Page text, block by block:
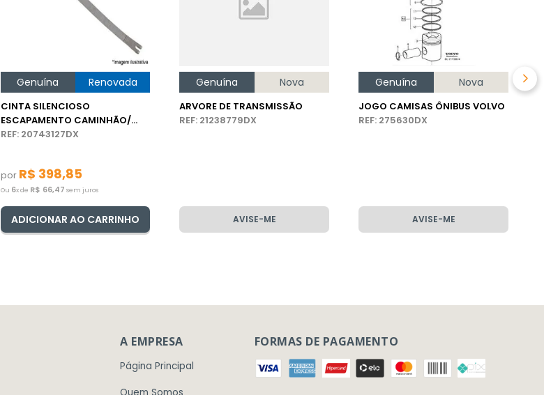
Genuína Renovada
CINTA SILENCIOSO
ESCAPAMENTO CAMINHÃO/
ÔNIBUS VOLVO
REF: 20743127DX
por R$ 398,85
Ou 6x de R$ 66,47 sem juros
ADICIONAR AO CARRINHO
Genuína Nova
ARVORE DE TRANSMISSÃO
REF: 21238779DX
AVISE-ME
Genuína Nova
JOGO CAMISAS ÔNIBUS VOLVO
REF: 275630DX
AVISE-ME
A EMPRESA
Página Principal
FORMAS DE PAGAMENTO